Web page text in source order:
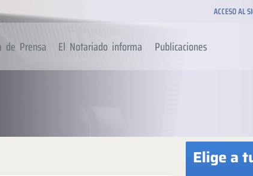
ACCESO AL
de Prensa El Notariado informa Publicaciones
Elige a